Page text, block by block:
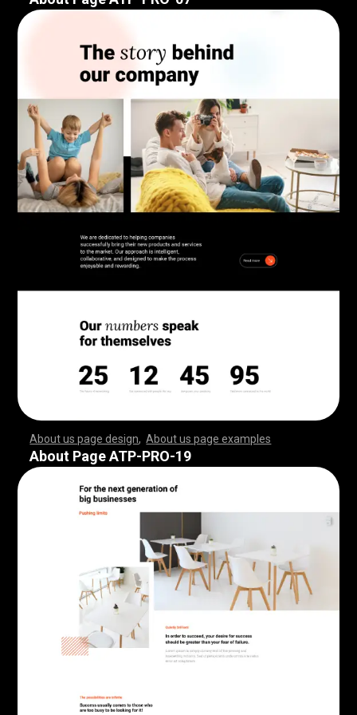
About us page design ,About us page examples
,,,,,,,,,,,,,,,,,,,,,,,, ,,,,,,,,,,,,,,,,,,,,,,,,,,,
,,,,,,,,,,,,,,,,,,,,,,,, ,,,,,,,,,,,,,,,,,,,,,,,,,,,
,,,,,,,,,,,,,,,,,,,,,,,, ,,,,,,,,,,,,,,,,,,,,,,,,,,,
,,,,,,,,,,,,,,,,,,,,,,,, ,,,,,,,,,,,,,,,,,,,,,,,,,,,
,,,,,,,,,,,,,,,,,,,,,,,, ,,,,,,,,,,,,,,,,,,,,,,,,,,,
,,,,,,,,,,,,,,,,,,,,,,,, ,,,,,,,,,,,,,,,,,,,,,,,,,,,
,,,,,,,,,,,,,,,,,,,,,,,, ,,,,,,,,,,,,,,,,,,,,,,,,,,,
,,,,,,,,,,,,,,,,,,,,,,,, ,,,,,,,,,,,,
About Page ATP-PRO-19